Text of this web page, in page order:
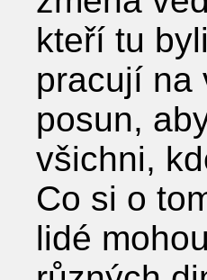
kteří tu
pracují na
posun,
všichni,
Co si o
lidé